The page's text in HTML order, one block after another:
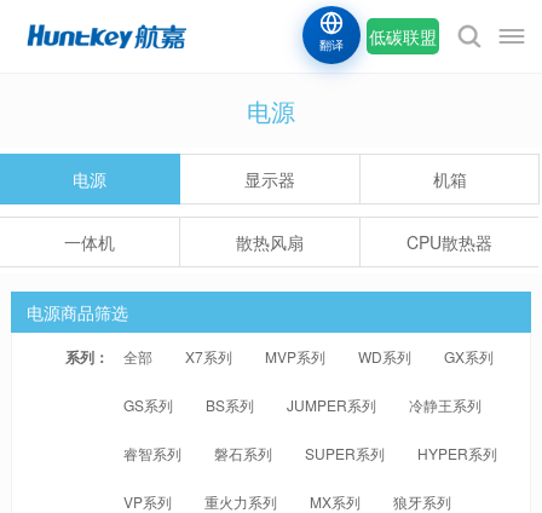
低碳联盟
翻译
电源
电源 显示器 机箱
一体机 散热风扇 CPU散热器
电源商品筛选
系列： 全部 X7系列 MVP系列 WD系列 GX系列
GS系列 BS系列 JUMPER系列 冷静王系列
睿智系列 磐石系列 SUPER系列 HYPER系列
VP系列 重火力系列 MX系列 狼牙系列